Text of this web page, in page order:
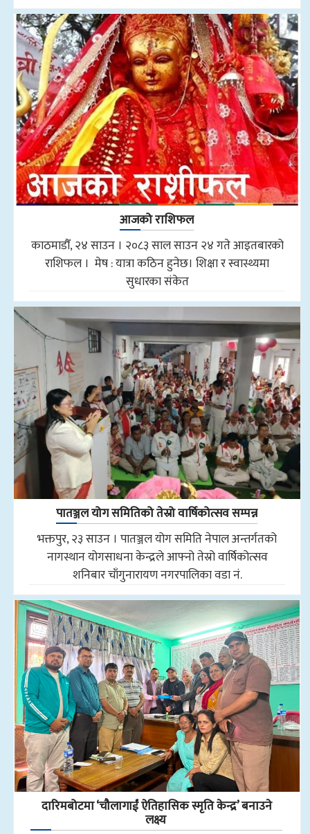
आजको राशिफल
काठमाडौँ, २४ साउन । २०८३ साल साउन २४ गते आइतबारको
राशिफल । मेष : यात्रा कठिन हुनेछ। शिक्षा र स्वास्थ्यमा
सुधारका संकेत
पातञ्जल योग समितिको तेस्रो वार्षिकोत्सव सम्पन्न
भक्तपुर, २३ साउन । पातञ्जल योग समिति नेपाल अन्तर्गतको
नागस्थान योगसाधना केन्द्रले आफ्नो तेस्रो वार्षिकोत्सव
शनिबार चाँगुनारायण नगरपालिका वडा नं.
दारिमबोटमा ‘चौलागाईं ऐतिहासिक स्मृति केन्द्र’ बनाउने
लक्ष्य